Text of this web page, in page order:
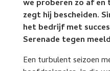
we proberen zo af en
zegt hij bescheiden.
het bedrijf met
Serenade tegen
Een turbulent seizoen